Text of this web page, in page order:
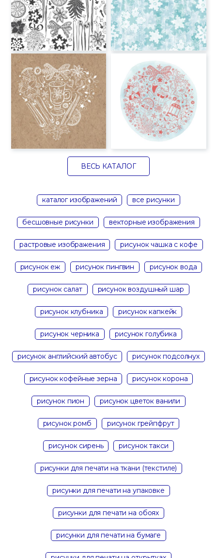
ВЕСЬ КАТАЛОГ
каталог изображений все рисунки
бесшовные рисунки векторные изображения
растровые изображения рисунок чашка с кофе
рисунок еж рисунок пингвин рисунок вода
рисунок салат рисунок воздушный шар
рисунок клубника рисунок капкейк
рисунок черника рисунок голубика
рисунок английский автобус рисунок подсолнух
рисунок кофейные зерна рисунок корона
рисунок пион рисунок цветок ванили
рисунок ромб рисунок грейпфрут
рисунок сирень рисунок такси
рисунки для печати на ткани (текстиле)
рисунки для печати на упаковке
рисунки для печати на обоях
рисунки для печати на бумаге